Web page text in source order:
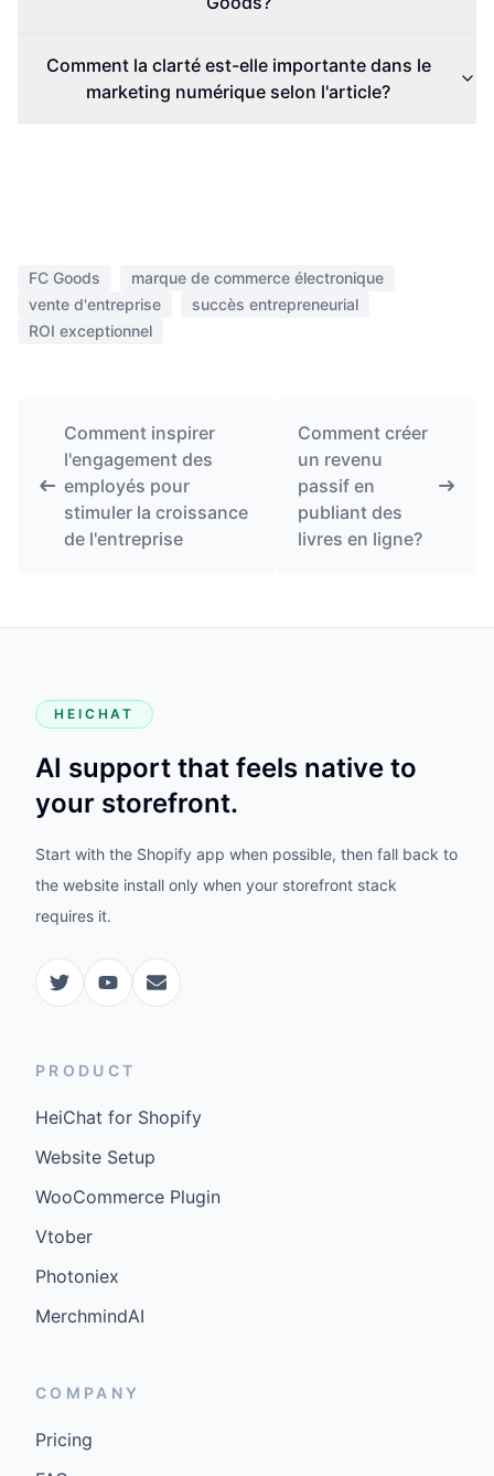
Comment la clarté est-elle importante dans le
marketing numérique selon l'article?
FC Goods
marque de commerce électronique
vente d'entreprise
succès entrepreneurial
ROI exceptionnel
Comment inspirer
l'engagement des
employés pour
stimuler la croissance
de l'entreprise
Comment créer
un revenu
passif en
publiant des
livres en ligne?
HEICHAT
AI support that feels native to
your storefront.
Start with the Shopify app when possible, then fall back to
the website install only when your storefront stack
requires it.
PRODUCT
HeiChat for Shopify
Website Setup
WooCommerce Plugin
Vtober
Photoniex
MerchmindAI
COMPANY
Pricing